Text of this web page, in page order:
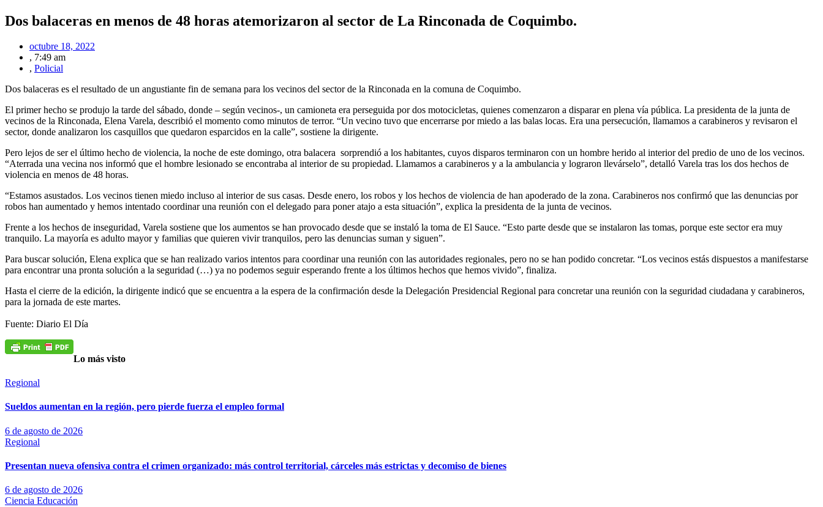
Dos balaceras en menos de 48 horas atemorizaron al sector de La Rinconada de Coquimbo.
octubre 18, 2022
, 7:49 am
, Policial
Dos balaceras es el resultado de un angustiante fin de semana para los vecinos del sector de la Rinconada en la comuna de Coquimbo.
El primer hecho se produjo la tarde del sábado, donde – según vecinos-, un camioneta era perseguida por dos motocicletas, quienes comenzaron a disparar en plena vía pública. La presidenta de la junta de
vecinos de la Rinconada, Elena Varela, describió el momento como minutos de terror. “Un vecino tuvo que encerrarse por miedo a las balas locas. Era una persecución, llamamos a carabineros y revisaron el
sector, donde analizaron los casquillos que quedaron esparcidos en la calle”, sostiene la dirigente.
Pero lejos de ser el último hecho de violencia, la noche de este domingo, otra balacera sorprendió a los habitantes, cuyos disparos terminaron con un hombre herido al interior del predio de uno de los vecinos.
“Aterrada una vecina nos informó que el hombre lesionado se encontraba al interior de su propiedad. Llamamos a carabineros y a la ambulancia y lograron llevárselo”, detalló Varela tras los dos hechos de
violencia en menos de 48 horas.
“Estamos asustados. Los vecinos tienen miedo incluso al interior de sus casas. Desde enero, los robos y los hechos de violencia de han apoderado de la zona. Carabineros nos confirmó que las denuncias por
robos han aumentado y hemos intentado coordinar una reunión con el delegado para poner atajo a esta situación”, explica la presidenta de la junta de vecinos.
Frente a los hechos de inseguridad, Varela sostiene que los aumentos se han provocado desde que se instaló la toma de El Sauce. “Esto parte desde que se instalaron las tomas, porque este sector era muy
tranquilo. La mayoría es adulto mayor y familias que quieren vivir tranquilos, pero las denuncias suman y siguen”.
Para buscar solución, Elena explica que se han realizado varios intentos para coordinar una reunión con las autoridades regionales, pero no se han podido concretar. “Los vecinos estás dispuestos a manifestarse
para encontrar una pronta solución a la seguridad (…) ya no podemos seguir esperando frente a los últimos hechos que hemos vivido”, finaliza.
Hasta el cierre de la edición, la dirigente indicó que se encuentra a la espera de la confirmación desde la Delegación Presidencial Regional para concretar una reunión con la seguridad ciudadana y carabineros,
para la jornada de este martes.
Fuente: Diario El Día
Lo más visto
Regional
Sueldos aumentan en la región, pero pierde fuerza el empleo formal
6 de agosto de 2026
Regional
Presentan nueva ofensiva contra el crimen organizado: más control territorial, cárceles más estrictas y decomiso de bienes
6 de agosto de 2026
Ciencia Educación